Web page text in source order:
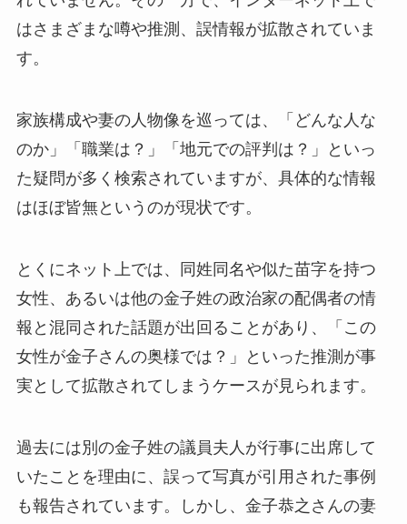
はさまざまな噂や推測、誤情報が拡散されていま
す。
家族構成や妻の人物像を巡っては、「どんな人な
のか」「職業は？」「地元での評判は？」といっ
た疑問が多く検索されていますが、具体的な情報
はほぼ皆無というのが現状です。
とくにネット上では、同姓同名や似た苗字を持つ
女性、あるいは他の金子姓の政治家の配偶者の情
報と混同された話題が出回ることがあり、「この
女性が金子さんの奥様では？」といった推測が事
実として拡散されてしまうケースが見られます。
過去には別の金子姓の議員夫人が行事に出席して
いたことを理由に、誤って写真が引用された事例
も報告されています。しかし、金子恭之さんの妻